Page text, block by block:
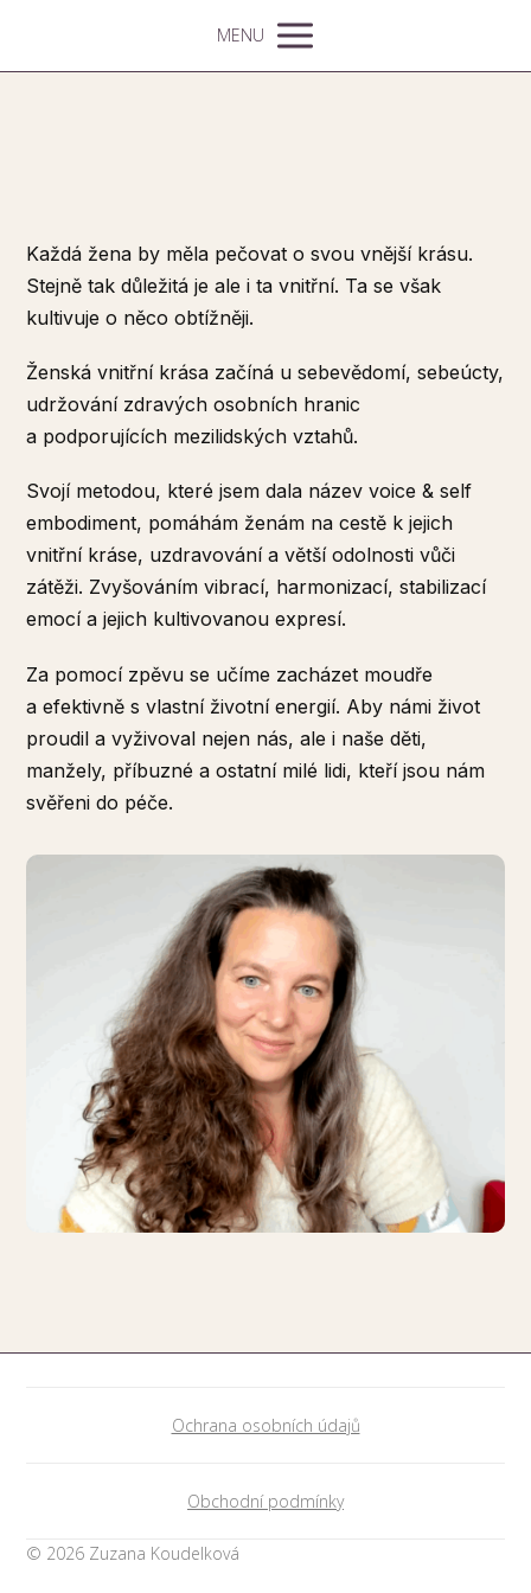
MENU
Každá žena by měla pečovat o svou vnější krásu.
Stejně tak důležitá je ale i ta vnitřní. Ta se však
kultivuje o něco obtížněji.
Ženská vnitřní krása začíná u sebevědomí, sebeúcty,
udržování zdravých osobních hranic
a podporujících mezilidských vztahů.
Svojí metodou, které jsem dala název voice & self
embodiment, pomáhám ženám na cestě k jejich
vnitřní kráse, uzdravování a větší odolnosti vůči
zátěži. Zvyšováním vibrací, harmonizací, stabilizací
emocí a jejich kultivovanou expresí.
Za pomocí zpěvu se učíme zacházet moudře
a efektivně s vlastní životní energií. Aby námi život
proudil a vyživoval nejen nás, ale i naše děti,
manžely, příbuzné a ostatní milé lidi, kteří jsou nám
svěřeni do péče.
Ochrana osobních údajů
Obchodní podmínky
© 2026 Zuzana Koudelková